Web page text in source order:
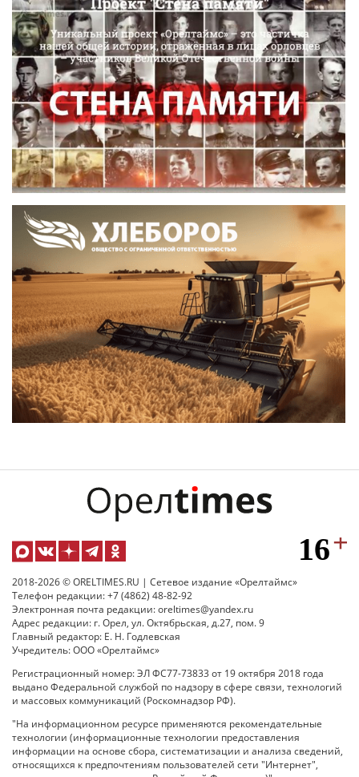
2018-2026 © ORELTIMES.RU | Сетевое издание «Орелтаймс»
Телефон редакции: +7 (4862) 48-82-92
Электронная почта редакции: oreltimes@yandex.ru
Адрес редакции: г. Орел, ул. Октябрьская, д.27, пом. 9
Главный редактор: Е. Н. Годлевская
Учредитель: ООО «Орелтаймс»
Регистрационный номер: ЭЛ ФС77-73833 от 19 октября 2018 года
выдано Федеральной службой по надзору в сфере связи, технологий
и массовых коммуникаций (Роскомнадзор РФ).
"На информационном ресурсе применяются рекомендательные
технологии (информационные технологии предоставления
информации на основе сбора, систематизации и анализа сведений,
относящихся к предпочтениям пользователей сети "Интернет",